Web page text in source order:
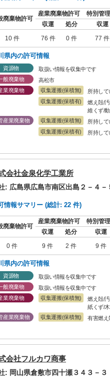
廃棄物許可
産業廃棄物許可 特別管
収運
処分 収運
10 件
76 件 0 件 77 件
県内の許可情報
資源物
取扱い情報を収集中です
般廃棄物
高松市
業廃棄物
収集運搬(保積無)
所持し
収集運搬(保積有)
燃え殻/
維くず/
産業廃棄物
収集運搬(保積無)
所持し
収集運搬(保積有)
所持し
会社金泉化学工業所
: 広島県広島市南区出島２－４－
情報サマリー (総計: 22 件)
廃棄物許可
産業廃棄物許可 特別管
収運
処分 収運
0 件
9 件 2 件 9 件
県内の許可情報
資源物
取扱い情報を収集中です
般廃棄物
取扱い情報を収集中です
業廃棄物
収集運搬(保積無)
燃え殻/
紙くず/
産業廃棄物
収集運搬(保積無) 有害燃え
会社フルカワ商事
: 岡山県倉敷市四十瀬３４３－３